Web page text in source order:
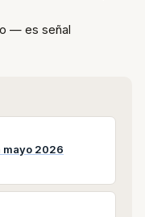
— es señal
mayo 2026